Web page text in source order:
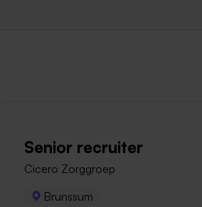
Senior recruiter
Cicero Zorggroep
Brunssum